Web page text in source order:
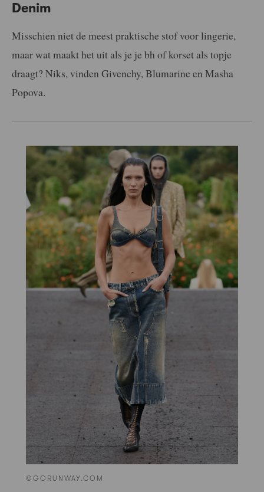
Denim
Misschien niet de meest praktische stof voor lingerie,
maar wat maakt het uit als je je bh of korset als topje
draagt? Niks, vinden Givenchy, Blumarine en Masha
Popova.
©GORUNWAY.COM